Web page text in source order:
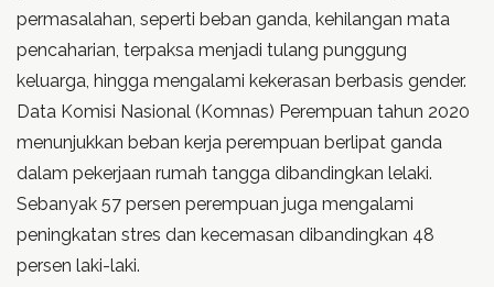
permasalahan, seperti beban ganda, kehilangan mata
pencaharian, terpaksa menjadi tulang punggung
keluarga, hingga mengalami kekerasan berbasis gender.
Data Komisi Nasional (Komnas) Perempuan tahun 2020
menunjukkan beban kerja perempuan berlipat ganda
dalam pekerjaan rumah tangga dibandingkan lelaki.
Sebanyak 57 persen perempuan juga mengalami
peningkatan stres dan kecemasan dibandingkan 48
persen laki-laki.